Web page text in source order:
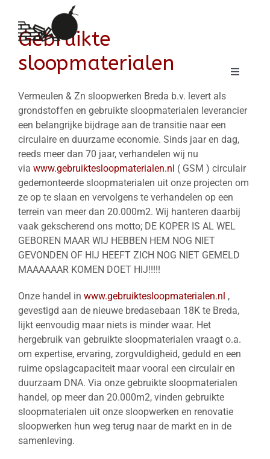
naar
inhoud
Toggle
HOME
STREETVIEW
SLOOPWERKEN
CIRCULAIR SLOPEN
GEBRUIKTE SLOOPMATERIALEN
CHROOM6
Co2
DISCIPLINES
CIRCULAIRE PARELTJES
PROJECTEN
MVO ONDERNEMEN
NIEUWS
CONTACT
Gebruikte
sloopmaterialen
Vermeulen & Zn sloopwerken Breda b.v. levert als
grondstoffen en gebruikte sloopmaterialen leverancier
een belangrijke bijdrage aan de transitie naar een
circulaire en duurzame economie. Sinds jaar en dag,
reeds meer dan 70 jaar, verhandelen wij nu
via www.gebruiktesloopmaterialen.nl ( GSM ) circulair
gedemonteerde sloopmaterialen uit onze projecten om
ze op te slaan en vervolgens te verhandelen op een
terrein van meer dan 20.000m2. Wij hanteren daarbij
vaak gekscherend ons motto; DE KOPER IS AL WEL
GEBOREN MAAR WIJ HEBBEN HEM NOG NIET
GEVONDEN OF HIJ HEEFT ZICH NOG NIET GEMELD
MAAAAAAR KOMEN DOET HIJ!!!!!
Onze handel in www.gebruiktesloopmaterialen.nl ,
gevestigd aan de nieuwe bredasebaan 18K te Breda,
lijkt eenvoudig maar niets is minder waar. Het
hergebruik van gebruikte sloopmaterialen vraagt o.a.
om expertise, ervaring, zorgvuldigheid, geduld en een
ruime opslagcapaciteit maar vooral een circulair en
duurzaam DNA. Via onze gebruikte sloopmaterialen
handel, op meer dan 20.000m2, vinden gebruikte
sloopmaterialen uit onze sloopwerken en renovatie
sloopwerken hun weg terug naar de markt en in de
samenleving.